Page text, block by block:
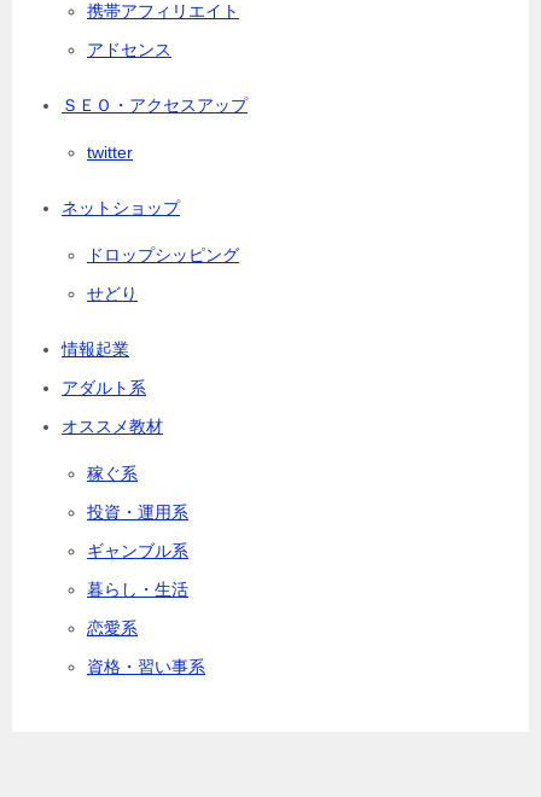
携帯アフィリエイト
アドセンス
ＳＥＯ・アクセスアップ
twitter
ネットショップ
ドロップシッピング
せどり
情報起業
アダルト系
オススメ教材
稼ぐ系
投資・運用系
ギャンブル系
暮らし・生活
恋愛系
資格・習い事系